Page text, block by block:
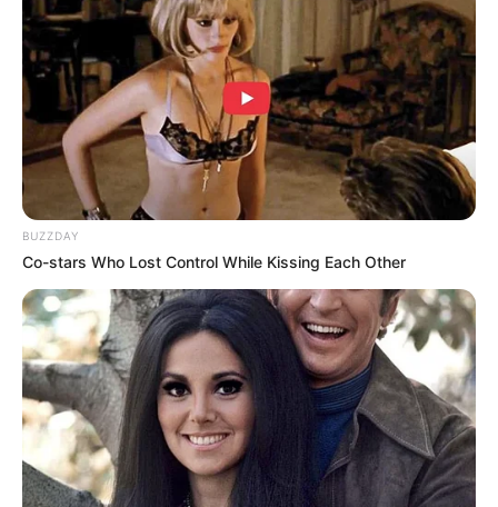
BUZZDAY
Co-stars Who Lost Control While Kissing Each Other